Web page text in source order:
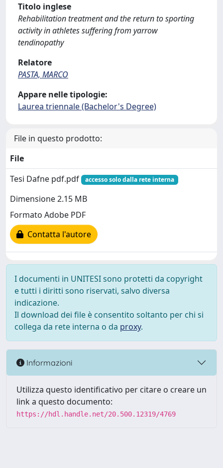
Titolo inglese
Rehabilitation treatment and the return to sporting
activity in athletes suffering from yarrow
tendinopathy
Relatore
PASTA, MARCO
Appare nelle tipologie:
Laurea triennale (Bachelor's Degree)
File in questo prodotto:
File
Tesi Dafne pdf.pdf
accesso solo dalla rete interna
Dimensione 2.15 MB
Formato Adobe PDF
Contatta l'autore
I documenti in UNITESI sono protetti da copyright
e tutti i diritti sono riservati, salvo diversa
indicazione.
Il download dei file è consentito soltanto per chi si
collega da rete interna o da proxy.
Informazioni
Utilizza questo identificativo per citare o creare un
link a questo documento:
https://hdl.handle.net/20.500.12319/4769